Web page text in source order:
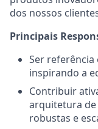
dos nossos
Principais
Ser
inspirando a
Contribuir
arquitetura
robustas e